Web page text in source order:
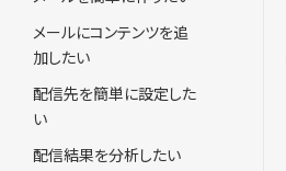
メールにコンテンツを追
加したい
配信先を簡単に設定した
い
配信結果を分析したい